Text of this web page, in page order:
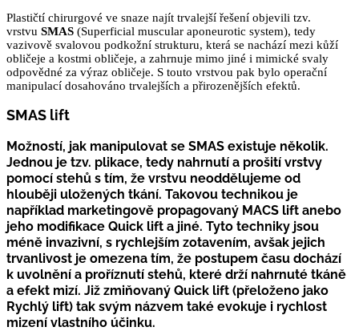
Plastičtí chirurgové ve snaze najít trvalejší řešení objevili tzv.
vrstvu SMAS (Superficial muscular aponeurotic system), tedy
vazivově svalovou podkožní strukturu, která se nachází mezi kůží
obličeje a kostmi obličeje, a zahrnuje mimo jiné i mimické svaly
odpovědné za výraz obličeje. S touto vrstvou pak bylo operační
manipulací dosahováno trvalejších a přirozenějších efektů.
SMAS lift
Možností, jak manipulovat se SMAS existuje několik.
Jednou je tzv. plikace, tedy nahrnutí a prošití vrstvy
pomocí stehů s tím, že vrstvu neoddělujeme od
hlouběji uložených tkání. Takovou technikou je
například marketingově propagovaný MACS lift anebo
jeho modifikace Quick lift a jiné. Tyto techniky jsou
méně invazivní, s rychlejším zotavením, avšak jejich
trvanlivost je omezena tím, že postupem času dochází
k uvolnění a proříznutí stehů, které drží nahrnuté tkáně
a efekt mizí. Již zmiňovaný Quick lift (přeloženo jako
Rychlý lift) tak svým názvem také evokuje i rychlost
mizení vlastního účinku.